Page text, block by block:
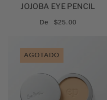
5.0
ESTRELLAS
JOJOBA EYE PENCIL
De $25.00
AGOTADO